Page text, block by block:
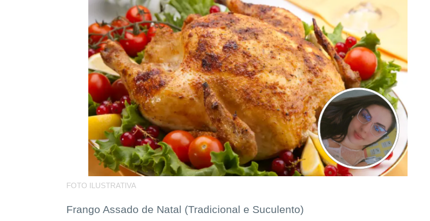
FOTO ILUSTRATIVA
Frango Assado de Natal (Tradicional e Suculento)